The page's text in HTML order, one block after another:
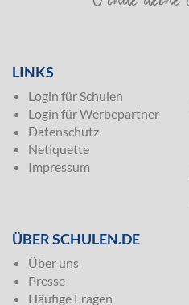
LINKS
Login für Schulen
Login für Werbepartner
Datenschutz
Netiquette
Impressum
ÜBER SCHULEN.DE
Über uns
Presse
Häufige Fragen